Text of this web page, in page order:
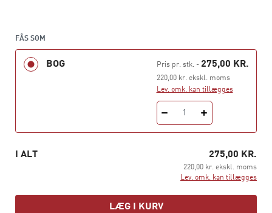
FÅS SOM
BOG Pris pr. stk.- 275,00 KR.
220,00 kr. ekskl. moms
Lev. omk. kan tillægges
1
I ALT 275,00 KR.
220,00 kr. ekskl. moms
Lev. omk. kan tillægges
LÆG I KURV